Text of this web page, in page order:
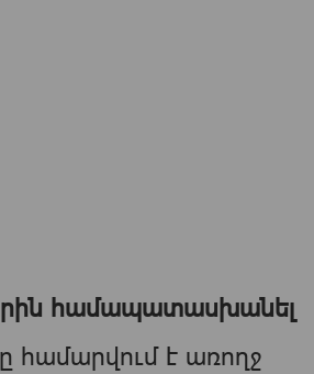
համապատասխանել
համարվում է առողջ